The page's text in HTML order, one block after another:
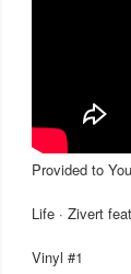
Provided to
Life · Zivert
Vinyl #1